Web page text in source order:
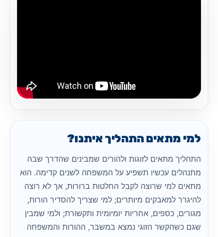
למי מתאים התהליך איתנו?
התהליך מתאים לזוגות ולהורים שמבינים שהדרך שבה
מתנהלים עכשיו תשפיע על המשפחה לשנים קדימה. הוא
מתאים למי שרוצה לקבל החלטות ברורות, אך לא רוצה
להיגרר למאבקים מיותרים; למי שצריך להסדיר הורות,
מגורים, כספים, אחריות יומיומית ותקשורת; ולמי שמבין
שגם כשהקשר הזוגי נמצא במשבר, ההורות והמשפחה